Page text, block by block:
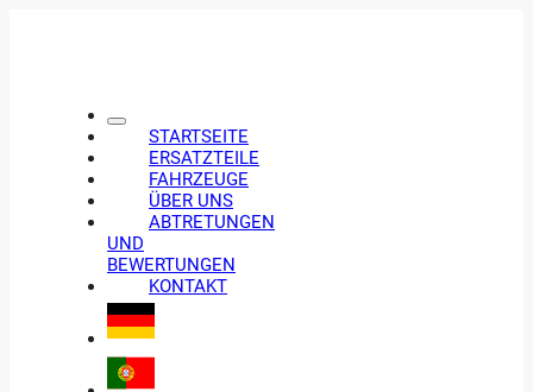
STARTSEITE
ERSATZTEILE
FAHRZEUGE
ÜBER UNS
ABTRETUNGEN
UND
BEWERTUNGEN
KONTAKT